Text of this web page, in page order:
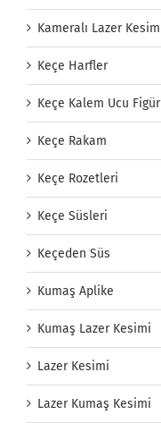
Kameralı Lazer Kesim
Keçe Harfler
Keçe Kalem Ucu Figür
Keçe Rakam
Keçe Rozetleri
Keçe Süsleri
Keçeden Süs
Kumaş Aplike
Kumaş Lazer Kesimi
Lazer Kesimi
Lazer Kumaş Kesimi